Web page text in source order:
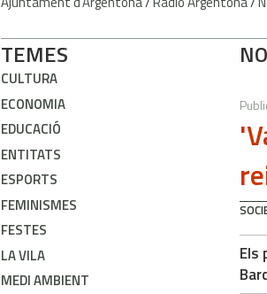
TEMES
CULTURA
ECONOMIA
EDUCACIÓ
ENTITATS
ESPORTS
FEMINISMES
FESTES
LA VILA
MEDI AMBIENT
Els